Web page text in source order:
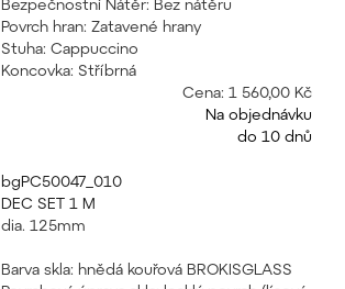
Bezpečnostní Nátěr: Bez nátěru
Povrch hran: Zatavené hrany
Stuha: Cappuccino
Koncovka: Stříbrná
Cena: 1 560,00 Kč
Na objednávku
do 10 dnů
bgPC50047_010
DEC SET 1 M
dia. 125mm
Barva skla: hnědá kouřová BROKISGLASS